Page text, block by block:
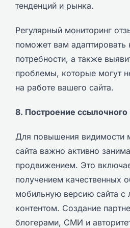
тенденций и рынка.
Регулярный мониторинг
поможет вам адаптировать
потребности, а также
проблемы, которые могут
на работе вашего сайта.
8. Построение
Для повышения видимости
сайта важно активно
продвижением. Это
получением качественных
мобильную версию сайта с
контентом. Создание
блогерами, СМИ и